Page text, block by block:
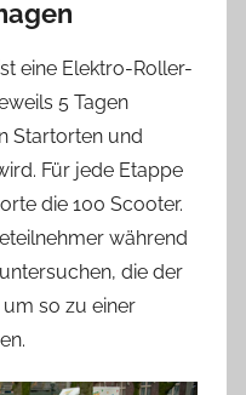
eine Elektro-Roller-
5 Tagen
Startorten und
Für jede Etappe
die 100 Scooter.
während
die der
so zu einer